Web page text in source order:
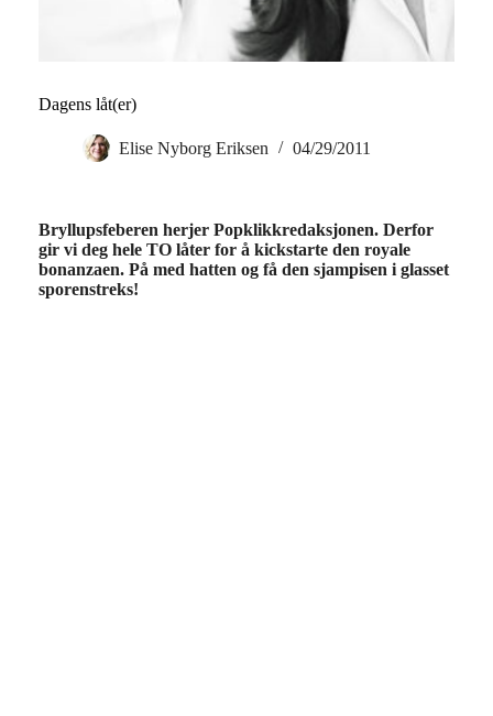
Dagens låt(er)
Elise Nyborg Eriksen 04/29/2011
Bryllupsfeberen herjer Popklikkredaksjonen. Derfor
gir vi deg hele TO låter for å kickstarte den royale
bonanzaen. På med hatten og få den sjampisen i glasset
sporenstreks!